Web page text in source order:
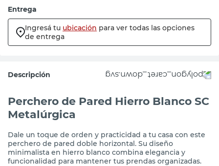
Entrega
Ingresá tu ubicación para ver todas las opciones
de entrega
Descripción
Perchero de Pared Hierro Blanco SC
Metalúrgica
Dale un toque de orden y practicidad a tu casa con este
perchero de pared doble horizontal. Su diseño
minimalista en hierro blanco combina elegancia y
funcionalidad para mantener tus prendas organizadas.